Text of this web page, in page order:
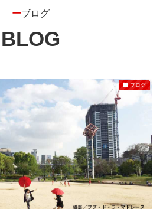
ーブログ
BLOG
ブログ